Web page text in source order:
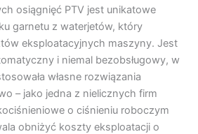
osiągnięć PTV jest unikatowe
garnetu z waterjetów, który
eksploatacyjnych maszyny. Jest
i niemal bezobsługowy, w
własne rozwiązania
– jako jedna z nielicznych firm
o ciśnieniu roboczym
obniżyć koszty eksploatacji o